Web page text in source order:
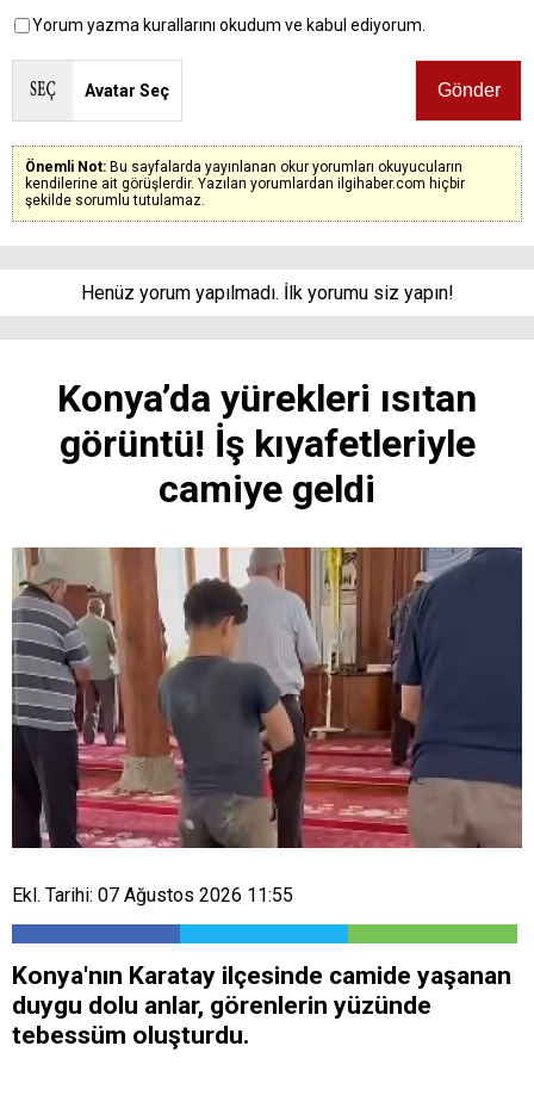
Yorum yazma kurallarını okudum ve kabul ediyorum.
Avatar Seç
Önemli Not: Bu sayfalarda yayınlanan okur yorumları okuyucuların
kendilerine ait görüşlerdir. Yazılan yorumlardan ilgihaber.com hiçbir
şekilde sorumlu tutulamaz.
Henüz yorum yapılmadı. İlk yorumu siz yapın!
Konya’da yürekleri ısıtan
görüntü! İş kıyafetleriyle
camiye geldi
Ekl. Tarihi: 07 Ağustos 2026 11:55
Konya'nın Karatay ilçesinde camide yaşanan
duygu dolu anlar, görenlerin yüzünde
tebessüm oluşturdu.